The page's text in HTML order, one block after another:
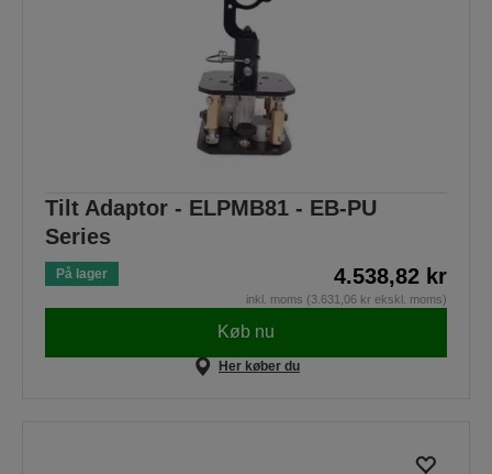
Tilt Adaptor - ELPMB81 - EB-PU
Series
På lager 4.538,82 kr
inkl. moms (3.631,06 kr ekskl. moms)
Køb nu
Her køber du